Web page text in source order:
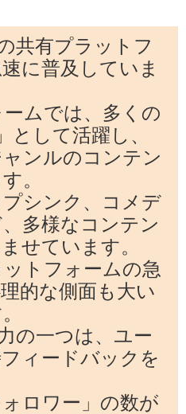
共有プラットフ
に普及していま
ムでは、多くの
として活躍し、
ンルのコンテン
。
シンク、コメデ
多様なコンテン
せています。
トフォームの急
的な側面も大い
の一つは、ユー
ィードバックを
ロワー」の数が